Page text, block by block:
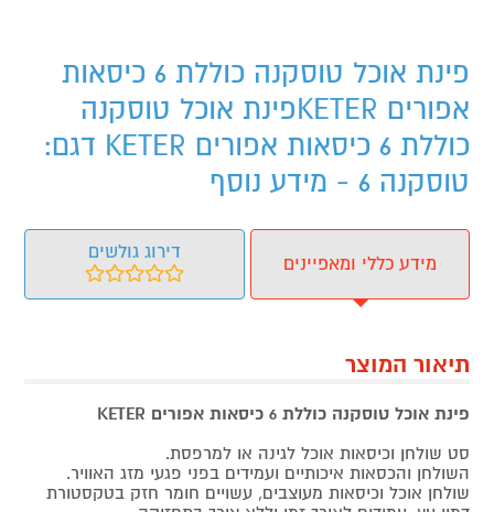
פינת אוכל טוסקנה כוללת 6 כיסאות
אפורים KETERפינת אוכל טוסקנה
כוללת 6 כיסאות אפורים KETER דגם:
טוסקנה 6 - מידע נוסף
מידע כללי ומאפיינים
דירוג גולשים
תיאור המוצר
פינת אוכל טוסקנה כוללת 6 כיסאות אפורים KETER
סט שולחן וכיסאות אוכל לגינה או למרפסת.
השולחן והכסאות איכותיים ועמידים בפני פגעי מזג האוויר.
שולחן אוכל וכיסאות מעוצבים, עשויים חומר חזק בטקסטורת